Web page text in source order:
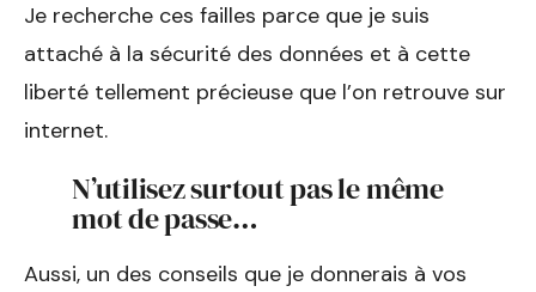
Je recherche ces failles parce que je suis
attaché à la sécurité des données et à cette
liberté tellement précieuse que l’on retrouve sur
internet.
N’utilisez surtout pas le même
mot de passe…
Aussi, un des conseils que je donnerais à vos